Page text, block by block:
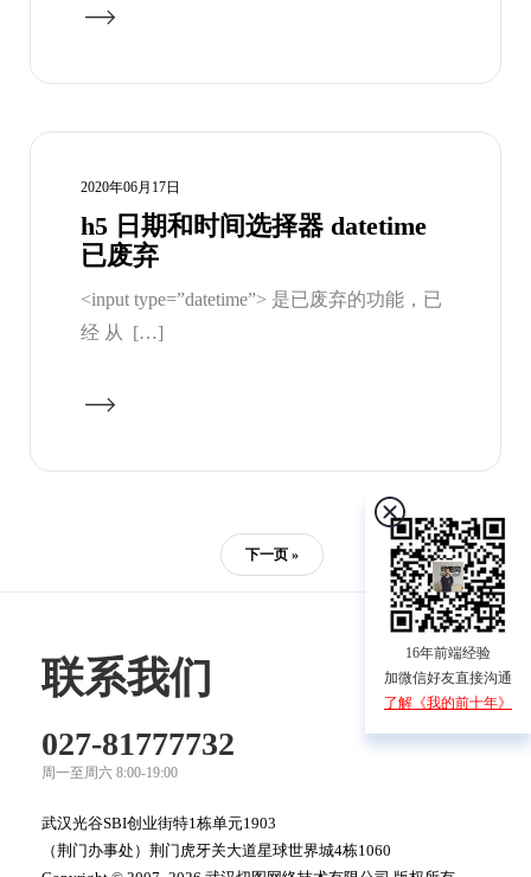
2020年06月17日
h5 日期和时间选择器 datetime
已废弃
<input type=”datetime”> 是已废弃的功能，已
经 从 […]
下一页 »
联系我们
027-81777732
周一至周六 8:00-19:00
武汉光谷SBI创业街特1栋单元1903
（荆门办事处）荆门虎牙关大道星球世界城4栋1060
16年前端经验
加微信好友直接沟通
了解《我的前十年》